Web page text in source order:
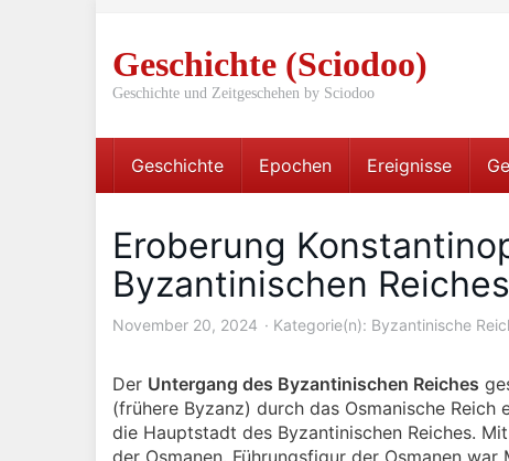
Geschichte (Sciodoo)
Geschichte und Zeitgeschehen by Sciodoo
Geschichte Epochen Ereignisse
Eroberung
Byzantinischen Reiches
November 20, 2024 Kategorie(n): Byzantinische
Der Untergang des Byzantinischen Reiches
(frühere Byzanz) durch das Osmanische
die Hauptstadt des Byzantinischen Reiches.
der Osmanen. Führungsfigur der Osmanen war